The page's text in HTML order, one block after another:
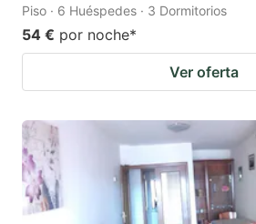
Piso · 6 Huéspedes · 3 Dormitorios
54 € por noche*
Ver oferta